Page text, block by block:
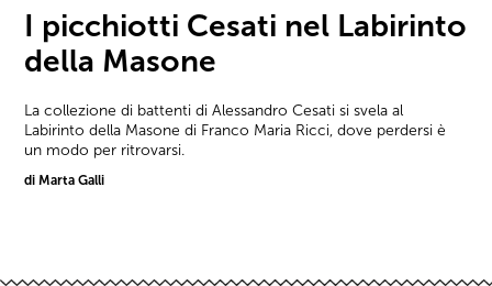
I picchiotti Cesati nel Labirinto
della Masone
La collezione di battenti di Alessandro Cesati si svela al
Labirinto della Masone di Franco Maria Ricci, dove perdersi è
un modo per ritrovarsi.
di Marta Galli